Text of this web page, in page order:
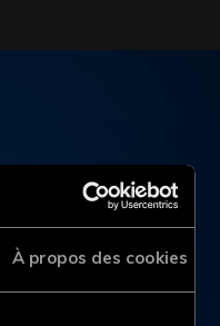
À propos des cookies